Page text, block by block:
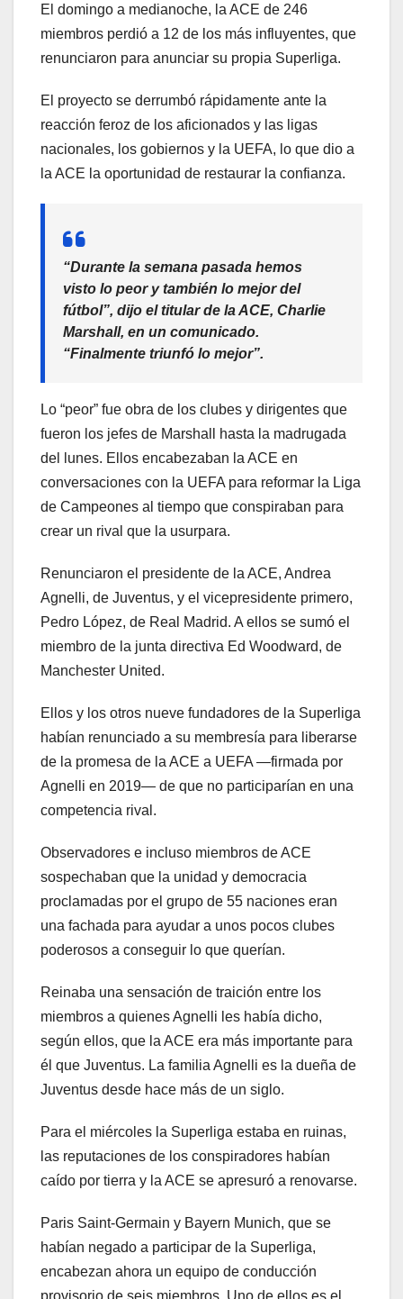
El domingo a medianoche, la ACE de 246
miembros perdió a 12 de los más influyentes, que
renunciaron para anunciar su propia Superliga.
El proyecto se derrumbó rápidamente ante la
reacción feroz de los aficionados y las ligas
nacionales, los gobiernos y la UEFA, lo que dio a
la ACE la oportunidad de restaurar la confianza.
“Durante la semana pasada hemos
visto lo peor y también lo mejor del
fútbol”, dijo el titular de la ACE, Charlie
Marshall, en un comunicado.
“Finalmente triunfó lo mejor”.
Lo “peor” fue obra de los clubes y dirigentes que
fueron los jefes de Marshall hasta la madrugada
del lunes. Ellos encabezaban la ACE en
conversaciones con la UEFA para reformar la Liga
de Campeones al tiempo que conspiraban para
crear un rival que la usurpara.
Renunciaron el presidente de la ACE, Andrea
Agnelli, de Juventus, y el vicepresidente primero,
Pedro López, de Real Madrid. A ellos se sumó el
miembro de la junta directiva Ed Woodward, de
Manchester United.
Ellos y los otros nueve fundadores de la Superliga
habían renunciado a su membresía para liberarse
de la promesa de la ACE a UEFA —firmada por
Agnelli en 2019— de que no participarían en una
competencia rival.
Observadores e incluso miembros de ACE
sospechaban que la unidad y democracia
proclamadas por el grupo de 55 naciones eran
una fachada para ayudar a unos pocos clubes
poderosos a conseguir lo que querían.
Reinaba una sensación de traición entre los
miembros a quienes Agnelli les había dicho,
según ellos, que la ACE era más importante para
él que Juventus. La familia Agnelli es la dueña de
Juventus desde hace más de un siglo.
Para el miércoles la Superliga estaba en ruinas,
las reputaciones de los conspiradores habían
caído por tierra y la ACE se apresuró a renovarse.
Paris Saint-Germain y Bayern Munich, que se
habían negado a participar de la Superliga,
encabezan ahora un equipo de conducción
provisorio de seis miembros. Uno de ellos es el